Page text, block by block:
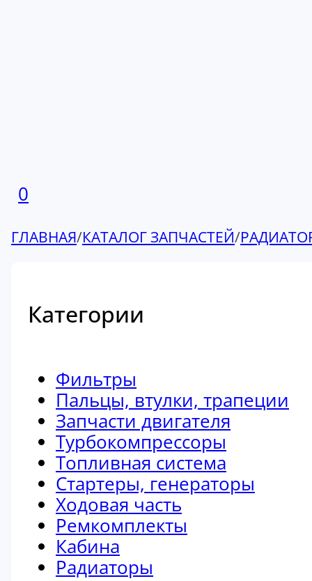
0
ГЛАВНАЯ/КАТАЛОГ ЗАПЧАСТЕЙ/
Категории
Фильтры
Пальцы, втулки, трапеции
Запчасти двигателя
Турбокомпрессоры
Топливная система
Стартеры, генераторы
Ходовая часть
Ремкомплекты
Кабина
Радиаторы